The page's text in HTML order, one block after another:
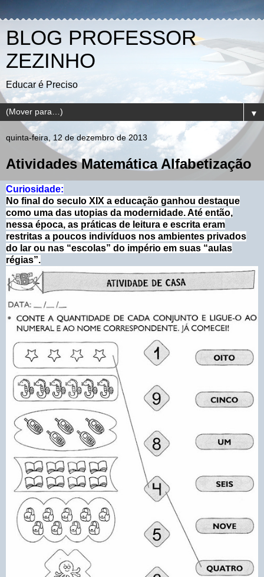
BLOG PROFESSOR
ZEZINHO
Educar é Preciso
▼
quinta-feira, 12 de dezembro de 2013
Atividades Matemática Alfabetização
Curiosidade:
No final do seculo XIX a educação ganhou destaque
como uma das utopias da modernidade. Até então,
nessa época, as práticas de leitura e escrita eram
restritas a poucos indivíduos nos ambientes privados
do lar ou nas “escolas” do império em suas “aulas
régias”.